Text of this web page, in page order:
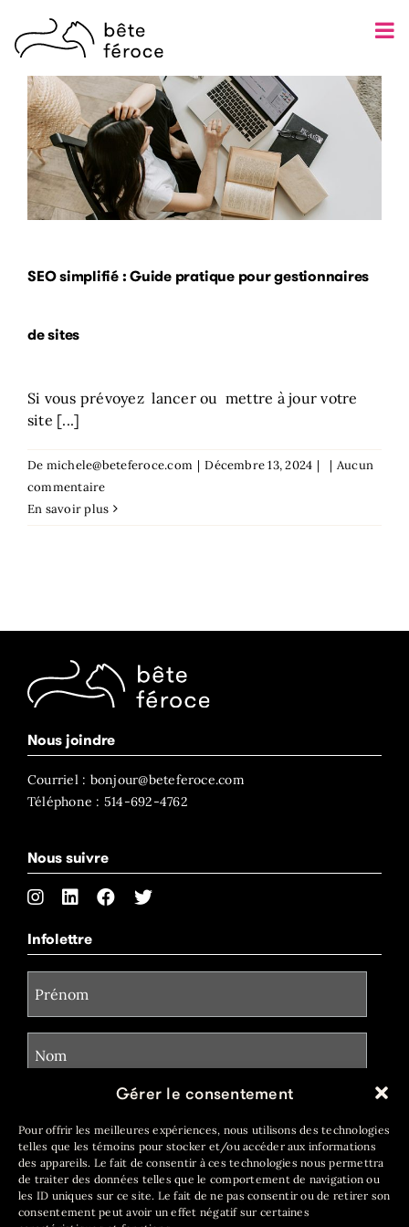
Gérer le consentement
Pour offrir les meilleures expériences, nous utilisons des technologies
telles que les témoins pour stocker et/ou accéder aux informations
des appareils. Le fait de consentir à ces technologies nous permettra
de traiter des données telles que le comportement de navigation ou
les ID uniques sur ce site. Le fait de ne pas consentir ou de retirer son
consentement peut avoir un effet négatif sur certaines
content
SEO simplifié : Guide pratique pour gestionnaires
de sites
Si vous prévoyez lancer ou mettre à jour votre
site [...]
De michele@beteferoce.com | Décembre 13, 2024 | | Aucun
commentaire
En savoir plus
Nous joindre
Courriel : bonjour@beteferoce.com
Téléphone : 514-692-4762
Nous suivre
Infolettre